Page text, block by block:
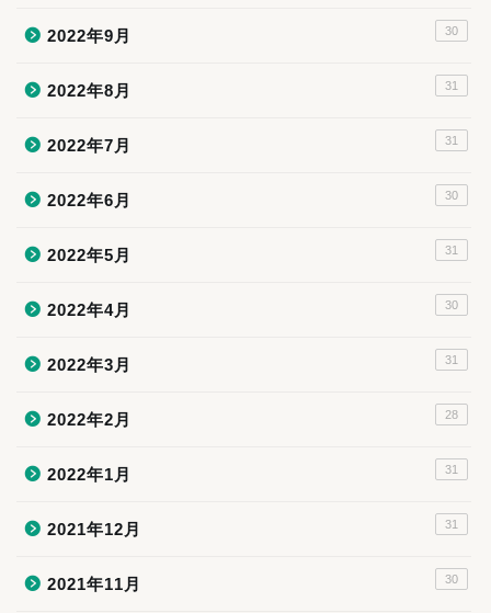
2022年9月 30
2022年8月 31
2022年7月 31
2022年6月 30
2022年5月 31
2022年4月 30
2022年3月 31
2022年2月 28
2022年1月 31
2021年12月 31
2021年11月 30